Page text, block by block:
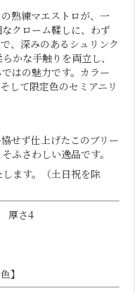
熟練マエストロが、一
クローム鞣しに、わず
、深みのあるシュリンク
かな手触りを両立し、
はの魅力です。カラー
して限定色のセミアニリ
せず仕上げたこのブリー
ふさわしい逸品です。
ます。（土日祝を除
さ4
】